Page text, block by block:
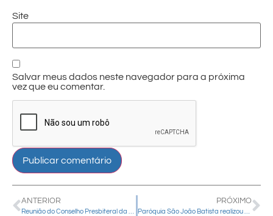
Site
Salvar meus dados neste navegador para a próxima
vez que eu comentar.
ANTERIOR
Reunião do Conselho Presbiteral da diocese aconteceu na manhã desta sexta-feira
PRÓXIMO
Paróquia São João Batista realizou o II ESHUA